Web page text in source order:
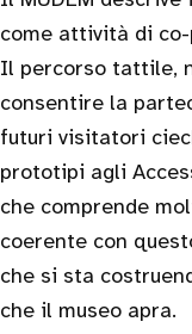
come attività di
Il percorso tattile,
consentire la
futuri visitatori
prototipi agli
che comprende
coerente con
che si sta
che il museo apra.